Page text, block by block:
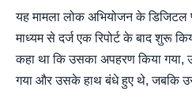
यह मामला लोक अभियोजन के डिजिटल
माध्यम से दर्ज एक रिपोर्ट के बाद शुरू
कहा था कि उसका अपहरण किया गया,
गया और उसके हाथ बंधे हुए थे, जबकि